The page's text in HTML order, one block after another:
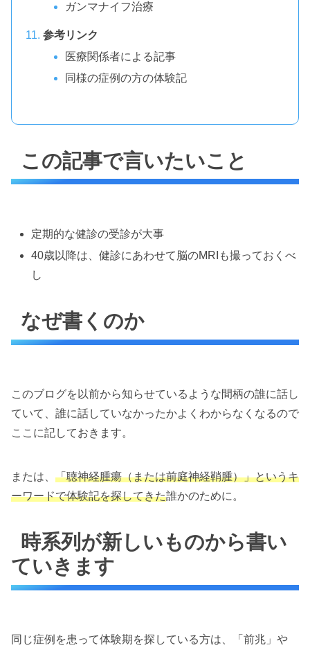
ガンマナイフ治療
参考リンク
医療関係者による記事
同様の症例の方の体験記
この記事で言いたいこと
定期的な健診の受診が大事
40歳以降は、健診にあわせて脳のMRIも撮っておくべ
し
なぜ書くのか
このブログを以前から知らせているような間柄の誰に話し
ていて、誰に話していなかったかよくわからなくなるので
ここに記しておきます。
または、 「聴神経腫瘍（または前庭神経鞘腫）」というキ
ーワードで体験記を探してきた誰かのために。
時系列が新しいものから書い
ていきます
同じ症例を患って体験期を探している方は、「前兆」や